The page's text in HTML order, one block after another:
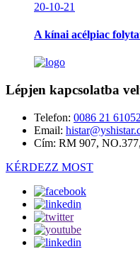
20-10-21
A kínai acélpiac
Lépjen kapcsolatba
Telefon: 0086 21
Email:
Cím: RM 907,
KÉRDEZZ MOST